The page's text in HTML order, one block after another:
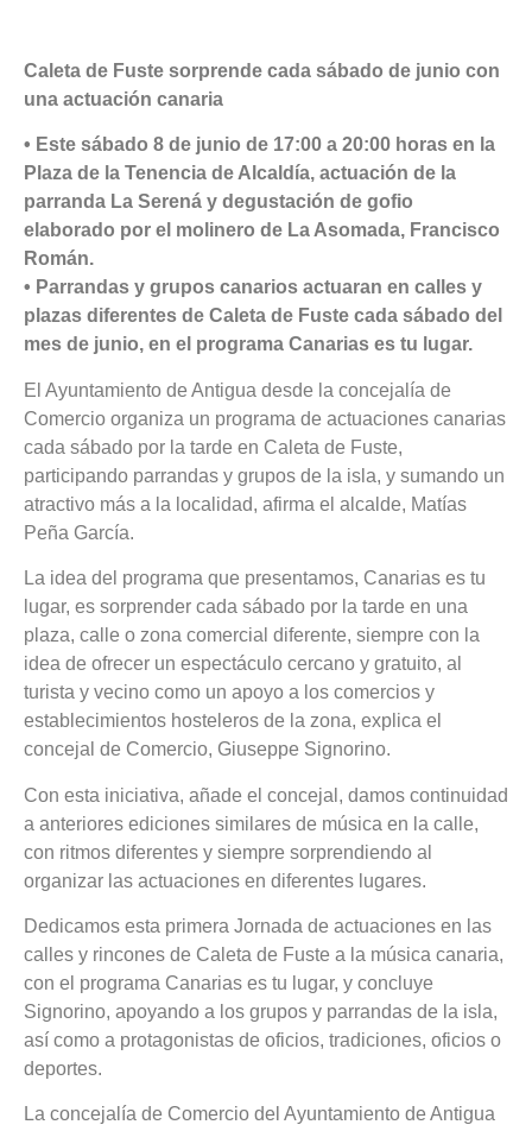
Caleta de Fuste sorprende cada sábado de junio con
una actuación canaria
• Este sábado 8 de junio de 17:00 a 20:00 horas en la
Plaza de la Tenencia de Alcaldía, actuación de la
parranda La Serená y degustación de gofio
elaborado por el molinero de La Asomada, Francisco
Román.
• Parrandas y grupos canarios actuaran en calles y
plazas diferentes de Caleta de Fuste cada sábado del
mes de junio, en el programa Canarias es tu lugar.
El Ayuntamiento de Antigua desde la concejalía de
Comercio organiza un programa de actuaciones canarias
cada sábado por la tarde en Caleta de Fuste,
participando parrandas y grupos de la isla, y sumando un
atractivo más a la localidad, afirma el alcalde, Matías
Peña García.
La idea del programa que presentamos, Canarias es tu
lugar, es sorprender cada sábado por la tarde en una
plaza, calle o zona comercial diferente, siempre con la
idea de ofrecer un espectáculo cercano y gratuito, al
turista y vecino como un apoyo a los comercios y
establecimientos hosteleros de la zona, explica el
concejal de Comercio, Giuseppe Signorino.
Con esta iniciativa, añade el concejal, damos continuidad
a anteriores ediciones similares de música en la calle,
con ritmos diferentes y siempre sorprendiendo al
organizar las actuaciones en diferentes lugares.
Dedicamos esta primera Jornada de actuaciones en las
calles y rincones de Caleta de Fuste a la música canaria,
con el programa Canarias es tu lugar, y concluye
Signorino, apoyando a los grupos y parrandas de la isla,
así como a protagonistas de oficios, tradiciones, oficios o
deportes.
La concejalía de Comercio del Ayuntamiento de Antigua